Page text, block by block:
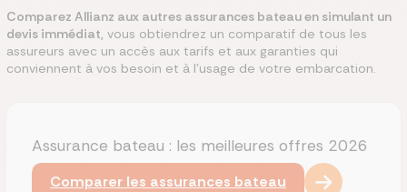
Comparez Allianz aux autres assurances bateau en simulant un
devis immédiat, vous obtiendrez un comparatif de tous les
assureurs avec un accès aux tarifs et aux garanties qui
conviennent à vos besoin et à l'usage de votre embarcation.
Assurance bateau : les meilleures offres 2026
Comparer les assurances bateau